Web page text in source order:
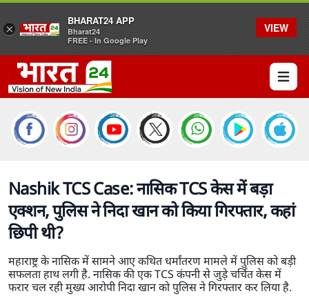
Open
Nashik TCS Case: नासिक TCS केस में बड़ा
एक्शन, पुलिस ने निदा खान को किया गिरफ्तार, कहां
छिपी थी?
महाराष्ट्र के नासिक में सामने आए कथित धर्मांतरण मामले में पुलिस को बड़ी
सफलता हाथ लगी है. नासिक की एक TCS कंपनी से जुड़े चर्चित केस में
फरार चल रही मुख्य आरोपी निदा खान को पुलिस ने गिरफ्तार कर लिया है.
×
BHARAT24 APP
Bharat24
FREE - In Google Play
VIEW